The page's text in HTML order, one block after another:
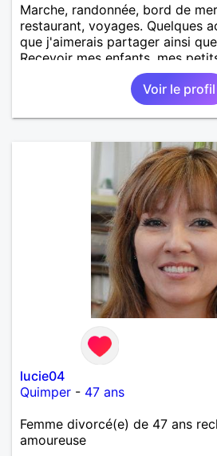
Marche, randonnée, bord de
restaurant, voyages. Quelques
que j'aimerais partager ainsi
Recevoir mes enfants, mes
amis. Bénévolat auprès des
cinéma indépendant... Se
échanger avec une personne
vie de partage, de tendresse.
dehors des sentiers battus me
m'engage à répondre à votre
Voir le profil
lucie04
Quimper - 47 ans
Femme divorcé(e) de 47 ans
amoureuse